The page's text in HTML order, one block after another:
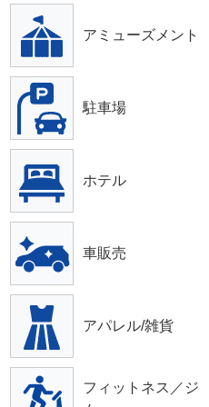
アミューズメント
駐車場
ホテル
車販売
アパレル/雑貨
フィットネス／ジ